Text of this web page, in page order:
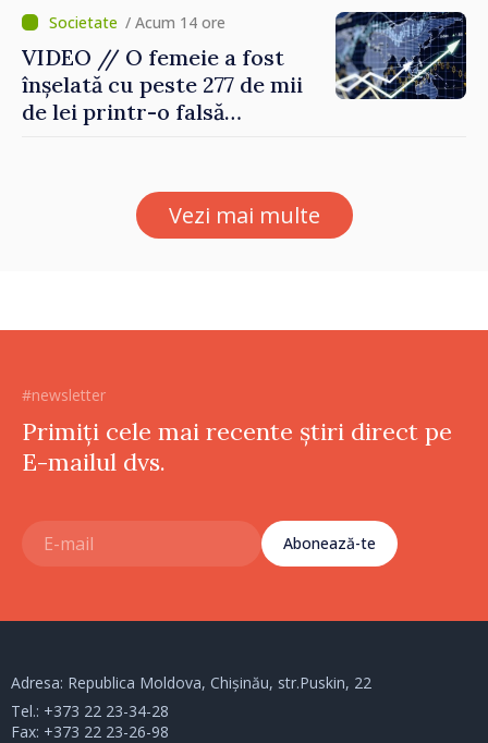
/ Acum 14 ore
VIDEO // O femeie a fost
înșelată cu peste 277 de mii
de lei printr-o falsă
Vezi mai multe
#newsletter
Primiți cele mai recente știri direct pe
E-mailul dvs.
Abonează-te
Adresa: Republica Moldova, Chișinău, str.Puskin, 22
Tel.: +373 22 23-34-28
Fax: +373 22 23-26-98